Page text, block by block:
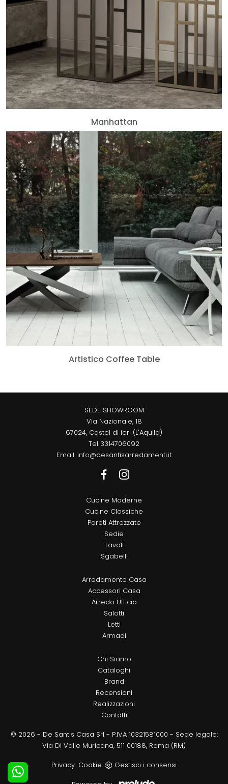
Manhattan
Artistico Coffee Table
SEDE SHOWROOM
Via Nazionale, 18
67024, Castel di ieri (L'Aquila)
Tel 3314706092
Email: info@desantisarredamenti.it
Cucine Moderne
Cucine Classiche
Pareti Attrezzate
Sedie
Tavoli
Sgabelli
Arredamento Casa
Accessori Casa
Arredo Ufficio
Salotti
Letti
Armadi
Chi Siamo
Cataloghi
Brand
Recensioni
Realizzazioni
Contatti
© 2026 - De Santis Casa Srl - P.IVA 10321581000 - Sede legale:
Via Di Valle Muricana, 511 00188, Roma (RM)
Privacy Cookie
Gestisci i consensi